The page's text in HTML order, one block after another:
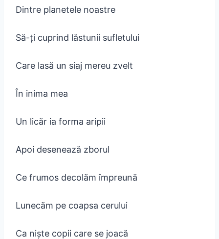
Dintre planetele noastre
Să-ți cuprind lăstunii sufletului
Care lasă un siaj mereu zvelt
În inima mea
Un licăr ia forma aripii
Apoi desenează zborul
Ce frumos decolăm împreună
Lunecăm pe coapsa cerului
Ca niște copii care se joacă